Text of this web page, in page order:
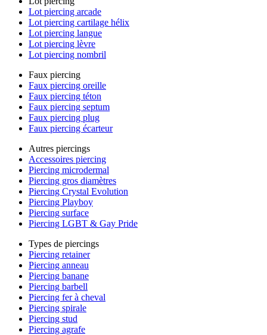
Lot piercing arcade
Lot piercing cartilage hélix
Lot piercing langue
Lot piercing lèvre
Lot piercing nombril
Faux piercing
Faux piercing oreille
Faux piercing téton
Faux piercing septum
Faux piercing plug
Faux piercing écarteur
Autres piercings
Accessoires piercing
Piercing microdermal
Piercing gros diamètres
Piercing Crystal Evolution
Piercing Playboy
Piercing surface
Piercing LGBT & Gay Pride
Types de piercings
Piercing retainer
Piercing anneau
Piercing banane
Piercing barbell
Piercing fer à cheval
Piercing spirale
Piercing stud
Piercing agrafe